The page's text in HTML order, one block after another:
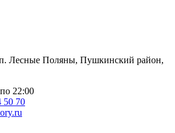
п. Лесные Поляны, Пушкинский район,
22:00
50 70